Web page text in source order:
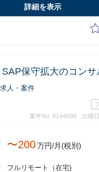
詳細を表示
SAP保守拡大のコン
人・案件
案件No. 0144098
公開
〜200万円/月(税別)
フルリモート（在宅)